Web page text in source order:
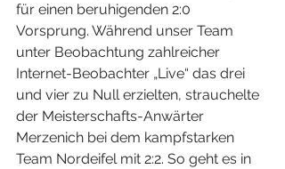
für einen beruhigenden 2:0
Vorsprung. Während unser Team
unter Beobachtung zahlreicher
Internet-Beobachter „Live“ das drei
und vier zu Null erzielten, strauchelte
der Meisterschafts-Anwärter
Merzenich bei dem kampfstarken
Team Nordeifel mit 2:2. So geht es in